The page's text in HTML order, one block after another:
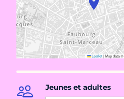
Leaflet|Map data ©
Jeunes et adultes